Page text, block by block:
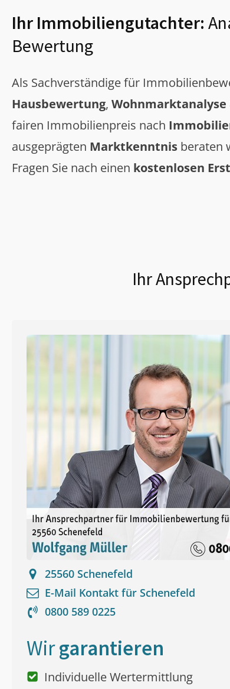
Ihr Immobiliengutachter:
Bewertung
Als Sachverständige für
Hausbewertung, Wohnmarktanalyse
fairen Immobilienpreis nach
ausgeprägten Marktkenntnis beraten
Fragen Sie nach einen kostenlosen
Ihr
25560 Schenefeld
E-Mail Kontakt für Schenefeld
0800 589 0225
Wirgarantieren
Individuelle Wertermittlung